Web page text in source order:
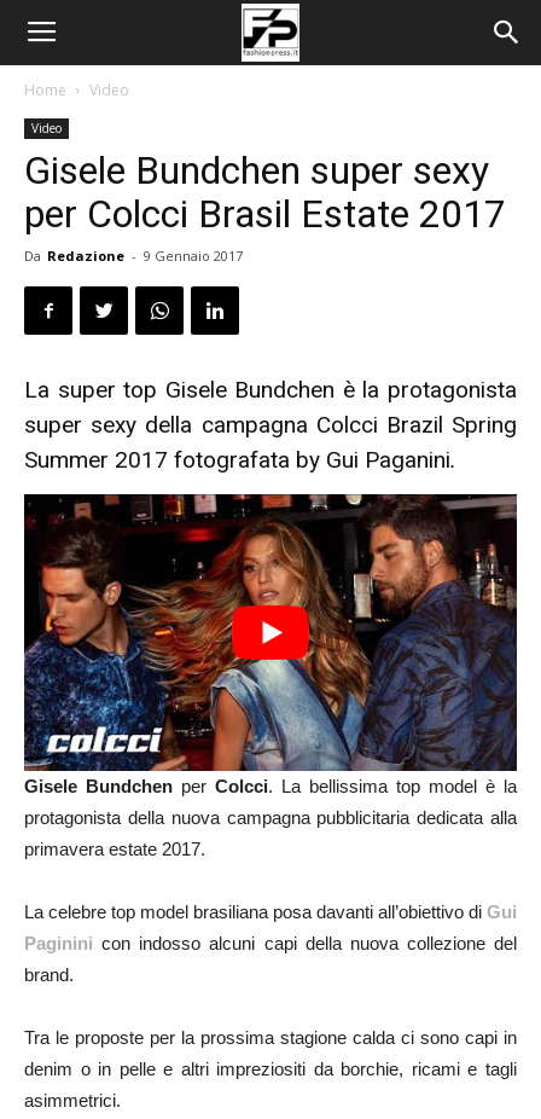
Home Video
Video
Gisele Bundchen super sexy
per Colcci Brasil Estate 2017
Da Redazione - 9 Gennaio 2017
La super top Gisele Bundchen è la protagonista
super sexy della campagna Colcci Brazil Spring
Summer 2017 fotografata by Gui Paganini.
Gisele Bundchen per Colcci. La bellissima top model è la
protagonista della nuova campagna pubblicitaria dedicata alla
primavera estate 2017.
La celebre top model brasiliana posa davanti all’obiettivo di Gui
Paginini con indosso alcuni capi della nuova collezione del
brand.
Tra le proposte per la prossima stagione calda ci sono capi in
denim o in pelle e altri impreziositi da borchie, ricami e tagli
asimmetrici.